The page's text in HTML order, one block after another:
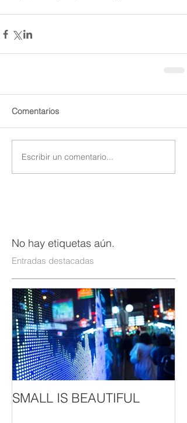
Comentarios
Escribir un comentario...
No hay etiquetas aún.
Entradas destacadas
SMALL IS BEAUTIFUL